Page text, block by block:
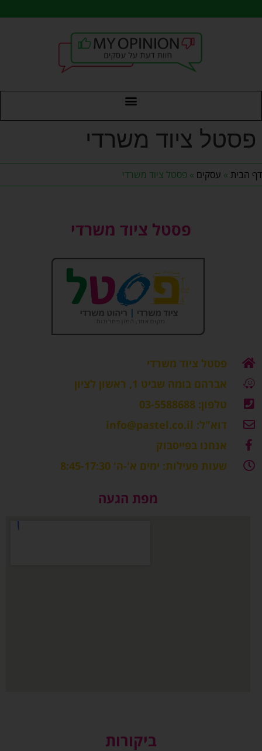
פסטל ציוד משרדי
דף הבית » עסקים » פסטל ציוד משרדי
פסטל ציוד משרדי
פסטל ציוד משרדי
אברהם בומה שביט 1, ראשון לציון
טלפון: 03-5588688
דוא"ל: info@pastel.co.il
אנחנו בפייסבוק
שעות פעילות: ימים א'-ה' 8:45-17:30
מפת הגעה
ביקורות